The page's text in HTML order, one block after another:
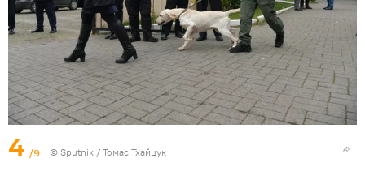
4 /9 © Sputnik / Томас Тхайцук